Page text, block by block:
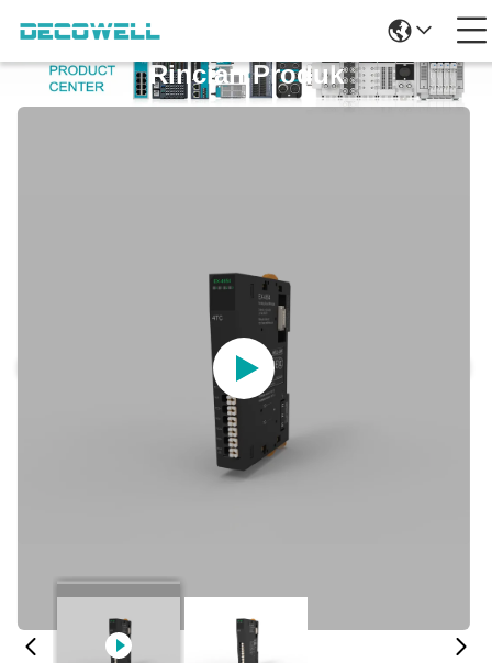
Rincian Produk